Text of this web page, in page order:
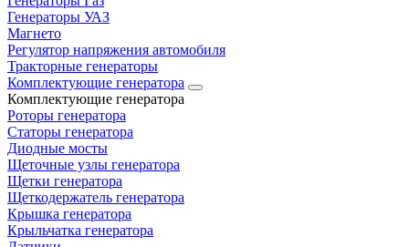
Генераторы УАЗ
Магнето
Регулятор напряжения автомобиля
Тракторные генераторы
Комплектующие генератора
Комплектующие генератора
Роторы генератора
Статоры генератора
Диодные мосты
Щеточные узлы генератора
Щетки генератора
Щеткодержатель генератора
Крышка генератора
Крыльчатка генератора